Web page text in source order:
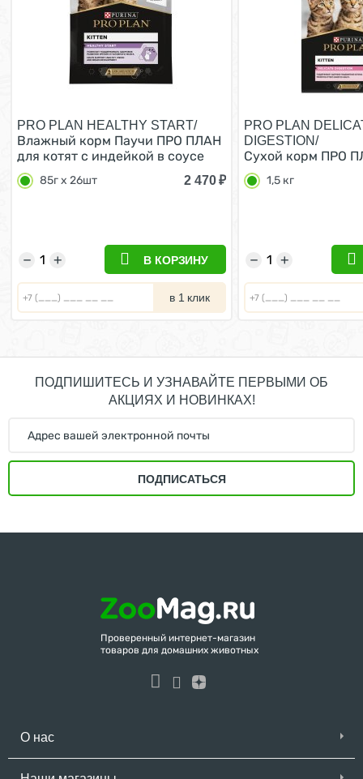
PRO PLAN HEALTHY START/
Влажный корм Паучи ПРО ПЛАН
для котят с индейкой в соусе
(цена за упаковку) 85г х 26шт
85г х 26шт 2 470₽
+
− В КОРЗИНУ
в 1 клик
PRO PLAN
DIGESTION/
Сухой корм ПРО
при
пищеварении с
1,5 кг
+
−
ПОДПИШИТЕСЬ И УЗНАВАЙТЕ ПЕРВЫМИ ОБ
АКЦИЯХ И НОВИНКАХ!
ПОДПИСАТЬСЯ
Проверенный интернет-магазин
товаров для домашних животных
О нас